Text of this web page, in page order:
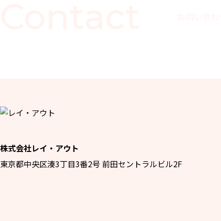
株式会社レイ・アウト
東京都中央区湊3丁目3番2号 前田セントラルビル2F